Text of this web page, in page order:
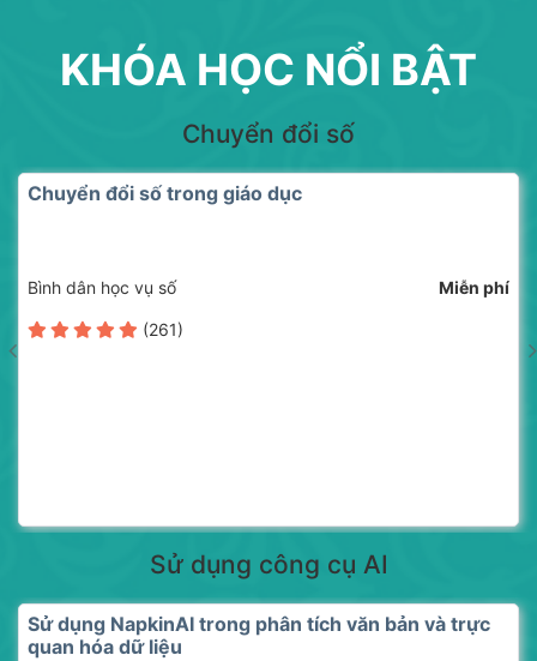
KHÓA HỌC NỔI BẬT
Chuyển đổi số
Chuyển đổi số trong giáo dục
Bình dân học vụ số Miễn phí
(261)
Sử dụng công cụ AI
Sử dụng NapkinAI trong phân tích văn bản và trực
quan hóa dữ liệu